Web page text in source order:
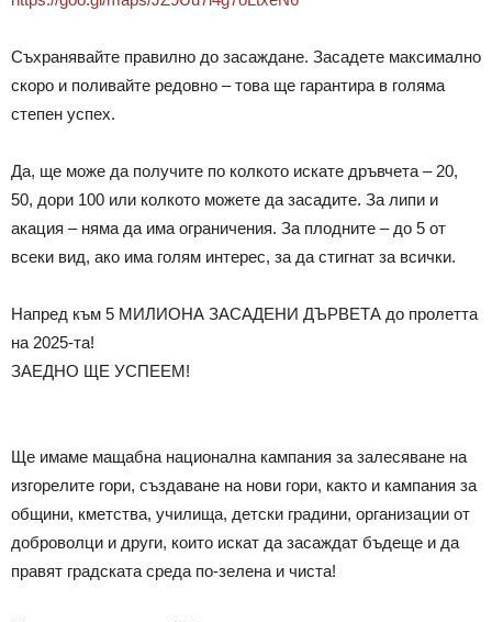
Съхранявайте правилно до засаждане. Засадете максимално
скоро и поливайте редовно – това ще гарантира в голяма
степен успех.
Да, ще може да получите по колкото искате дръвчета – 20,
50, дори 100 или колкото можете да засадите. За липи и
акация – няма да има ограничения. За плодните – до 5 от
всеки вид, ако има голям интерес, за да стигнат за всички.
Напред към 5 МИЛИОНА ЗАСАДЕНИ ДЪРВЕТА до пролетта
на 2025-та!
ЗАЕДНО ЩЕ УСПЕЕМ!
Ще имаме мащабна национална кампания за залесяване на
изгорелите гори, създаване на нови гори, както и кампания за
общини, кметства, училища, детски градини, организации от
доброволци и други, които искат да засаждат бъдеще и да
правят градската среда по-зелена и чиста!